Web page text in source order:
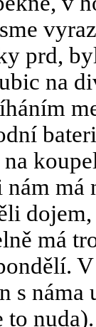
prd,
na
má
s
to